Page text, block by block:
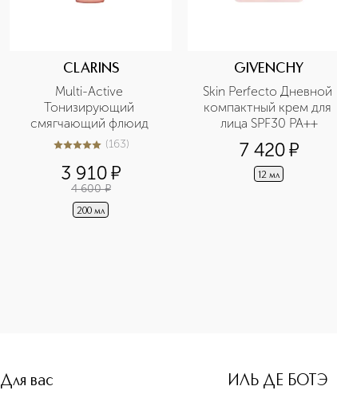
CLARINS
Multi-Active
Тонизирующий
смягчающий флюид
5из 5163 (163)
3 910¤
4 600 ¤
200 мл
GIVENCHY
Skin Perfecto Дневной
компактный крем для
лица SPF30 PA++
7 420¤
12 мл
Для вас ИЛЬ ДЕ БОТЭ